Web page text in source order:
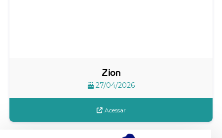
Zion
27/04/2026
Acessar